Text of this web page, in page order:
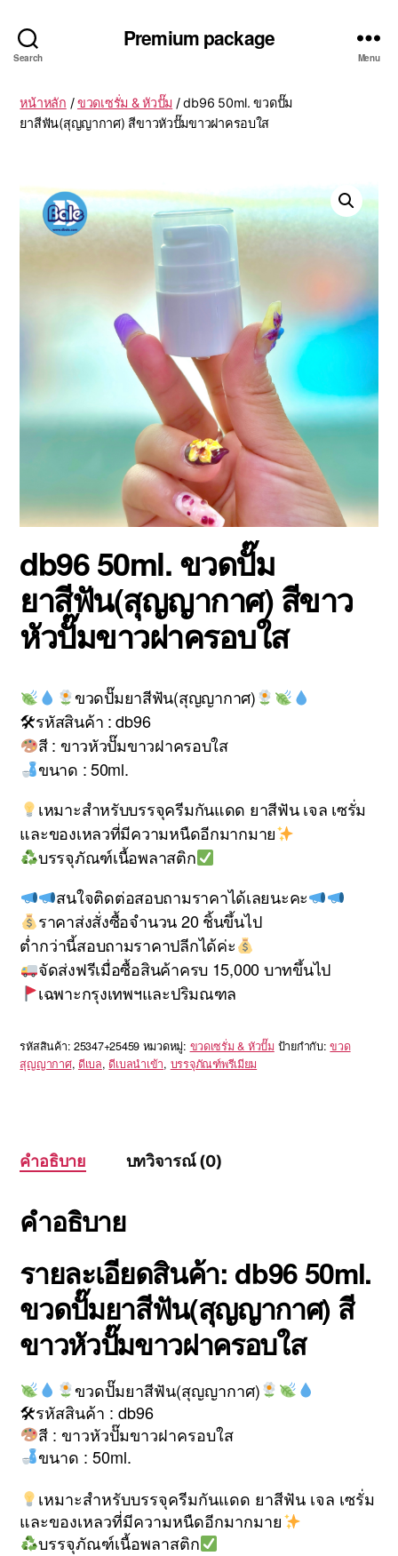
Search
Premium package
Menu
หน้าหลัก /ขวดเซรั่ม & หัวปั๊ม / db96 50ml. ขวดปั๊ม
ยาสีฟัน(สุญญากาศ) สีขาวหัวปั๊มขาวฝาครอบใส
db96 50ml. ขวดปั๊ม
ยาสีฟัน(สุญญากาศ) สีขาว
หัวปั๊มขาวฝาครอบใส
ขวดปั๊มยาสีฟัน(สุญญากาศ)
🛠รหัสสินค้า : db96
สี : ขาวหัวปั๊มขาวฝาครอบใส
ขนาด : 50ml.
เหมาะสำหรับบรรจุครีมกันแดด ยาสีฟัน เจล เซรั่ม
และของเหลวที่มีความหนืดอีกมากมาย
บรรจุภัณฑ์เนื้อพลาสติก
สนใจติดต่อสอบถามราคาได้เลยนะคะ
ราคาส่งสั่งซื้อจำนวน 20 ชิ้นขึ้นไป
ต่ำกว่านี้สอบถามราคาปลีกได้ค่ะ
จัดส่งฟรีเมื่อซื้อสินค้าครบ 15,000 บาทขึ้นไป
เฉพาะกรุงเทพฯและปริมณฑล
รหัสสินค้า: 25347+25459 หมวดหมู่: ขวดเซรั่ม & หัวปั๊ม ป้ายกำกับ:ขวด
สุญญากาศ, ดีเบล,ดีเบลนำเข้า, บรรจุภัณฑ์พรีเมียม
คำอธิบาย บทวิจารณ์ (0)
คำอธิบาย
รายละเอียดสินค้า: db96 50ml.
ขวดปั๊มยาสีฟัน(สุญญากาศ) สี
ขาวหัวปั๊มขาวฝาครอบใส
ขวดปั๊มยาสีฟัน(สุญญากาศ)
🛠รหัสสินค้า : db96
สี : ขาวหัวปั๊มขาวฝาครอบใส
ขนาด : 50ml.
เหมาะสำหรับบรรจุครีมกันแดด ยาสีฟัน เจล เซรั่ม
และของเหลวที่มีความหนืดอีกมากมาย
บรรจุภัณฑ์เนื้อพลาสติก